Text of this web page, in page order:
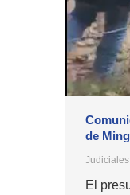
de
Judiciales
El